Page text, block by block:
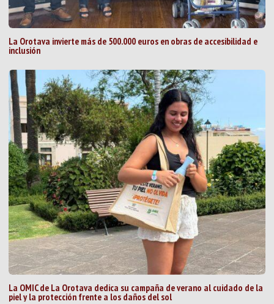
La Orotava invierte más de 500.000 euros en obras de accesibilidad e
inclusión
La OMIC de La Orotava dedica su campaña de verano al cuidado de la
piel y la protección frente a los daños del sol